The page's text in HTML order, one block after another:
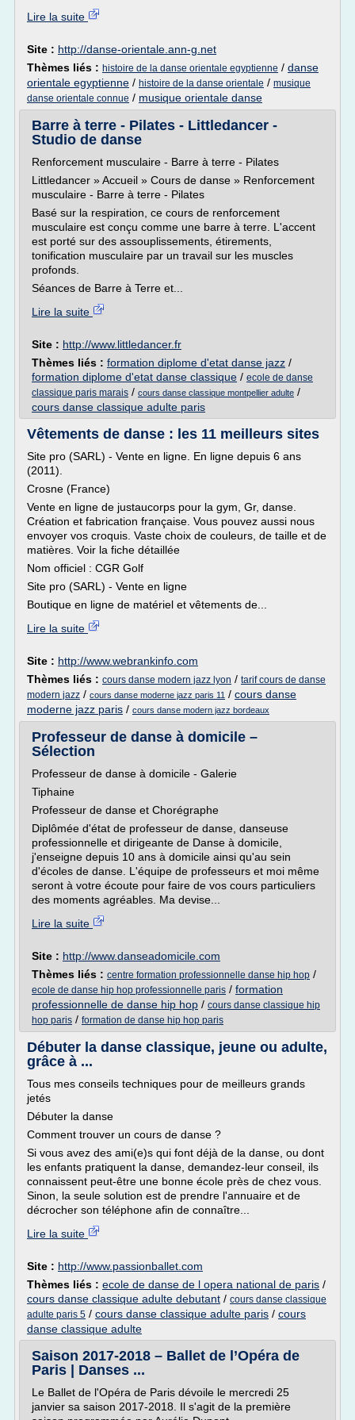
Lire la suite
Site : http://danse-orientale.ann-g.net
Thèmes liés : histoire de la danse orientale egyptienne / danse
orientale egyptienne / histoire de la danse orientale / musique
danse orientale connue / musique orientale danse
Barre à terre - Pilates - Littledancer -
Studio de danse
Renforcement musculaire - Barre à terre - Pilates
Littledancer » Accueil » Cours de danse » Renforcement
musculaire - Barre à terre - Pilates
Basé sur la respiration, ce cours de renforcement
musculaire est conçu comme une barre à terre. L'accent
est porté sur des assouplissements, étirements,
tonification musculaire par un travail sur les muscles
profonds.
Séances de Barre à Terre et...
Lire la suite
Site : http://www.littledancer.fr
Thèmes liés : formation diplome d'etat danse jazz /
formation diplome d'etat danse classique / ecole de danse
classique paris marais / cours danse classique montpellier adulte /
cours danse classique adulte paris
Vêtements de danse : les 11 meilleurs sites
Site pro (SARL) - Vente en ligne. En ligne depuis 6 ans
(2011).
Crosne (France)
Vente en ligne de justaucorps pour la gym, Gr, danse.
Création et fabrication française. Vous pouvez aussi nous
envoyer vos croquis. Vaste choix de couleurs, de taille et de
matières. Voir la fiche détaillée
Nom officiel : CGR Golf
Site pro (SARL) - Vente en ligne
Boutique en ligne de matériel et vêtements de...
Lire la suite
Site : http://www.webrankinfo.com
Thèmes liés : cours danse modern jazz lyon / tarif cours de danse
modern jazz / cours danse moderne jazz paris 11 / cours danse
moderne jazz paris / cours danse modern jazz bordeaux
Professeur de danse à domicile –
Sélection
Professeur de danse à domicile - Galerie
Tiphaine
Professeur de danse et Chorégraphe
Diplômée d'état de professeur de danse, danseuse
professionnelle et dirigeante de Danse à domicile,
j'enseigne depuis 10 ans à domicile ainsi qu'au sein
d'écoles de danse. L'équipe de professeurs et moi même
seront à votre écoute pour faire de vos cours particuliers
des moments agréables. Ma devise...
Lire la suite
Site : http://www.danseadomicile.com
Thèmes liés : centre formation professionnelle danse hip hop /
ecole de danse hip hop professionnelle paris / formation
professionnelle de danse hip hop / cours danse classique hip
hop paris / formation de danse hip hop paris
Débuter la danse classique, jeune ou adulte,
grâce à ...
Tous mes conseils techniques pour de meilleurs grands
jetés
Débuter la danse
Comment trouver un cours de danse ?
Si vous avez des ami(e)s qui font déjà de la danse, ou dont
les enfants pratiquent la danse, demandez-leur conseil, ils
connaissent peut-être une bonne école près de chez vous.
Sinon, la seule solution est de prendre l'annuaire et de
décrocher son téléphone afin de connaître...
Lire la suite
Site : http://www.passionballet.com
Thèmes liés : ecole de danse de l opera national de paris /
cours danse classique adulte debutant / cours danse classique
adulte paris 5 / cours danse classique adulte paris / cours
danse classique adulte
Saison 2017-2018 – Ballet de l’Opéra de
Paris | Danses ...
Le Ballet de l'Opéra de Paris dévoile le mercredi 25
janvier sa saison 2017-2018. Il s'agit de la première